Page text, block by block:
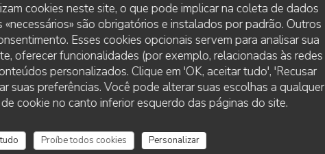
cookies neste site, o que pode implicar na coleta de dados
são obrigatórios e instalados por padrão. Outros
Esses cookies opcionais servem para analisar sua
oferecer funcionalidades (por exemplo, relacionadas às redes
personalizados. Clique em 'OK, aceitar tudo', 'Recusar
suas preferências. Você pode alterar suas escolhas a qualquer
cookie no canto inferior esquerdo das páginas do site.
Proíbe todos cookies
Personalizar
• KANECH
- Bistro & View
RESERVAR UMA MESA
- BISTRO & VIEW